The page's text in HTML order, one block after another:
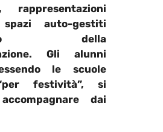
rappresentazioni
auto-gestiti
della
Gli alunni
le scuole
festività”, si
dai